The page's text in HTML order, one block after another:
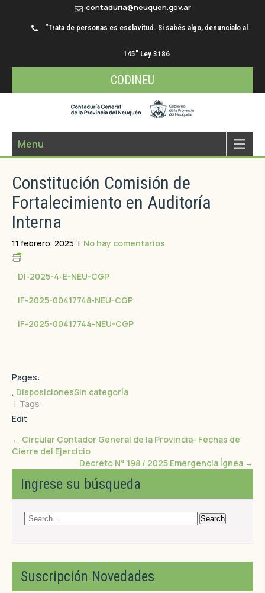
contaduria@neuquen.gov.ar
“Trata de personas es esclavitud. Si sabés algo, denuncialo al
145” Ley 3186
CODINEU
Menu
Constitución Comisión de
Fortalecimiento en Auditoría
Interna
11 febrero, 2025 | No hay comentarios
DI-2025-4-E-NEU-CGP
IF-2025-00417748-NEU-CGP
IF-2025-00417744-NEU-CGP
Pages:
, DisposicionesSin categoría
| Tags:
Edit
← Circular Contador General de la Provincia- Fechas de
Cierre del Ejercicio
Decreto N° 198 / 2025 Emergencia Ígnea →
Ingrese su búsqueda
Suscripción Novedades